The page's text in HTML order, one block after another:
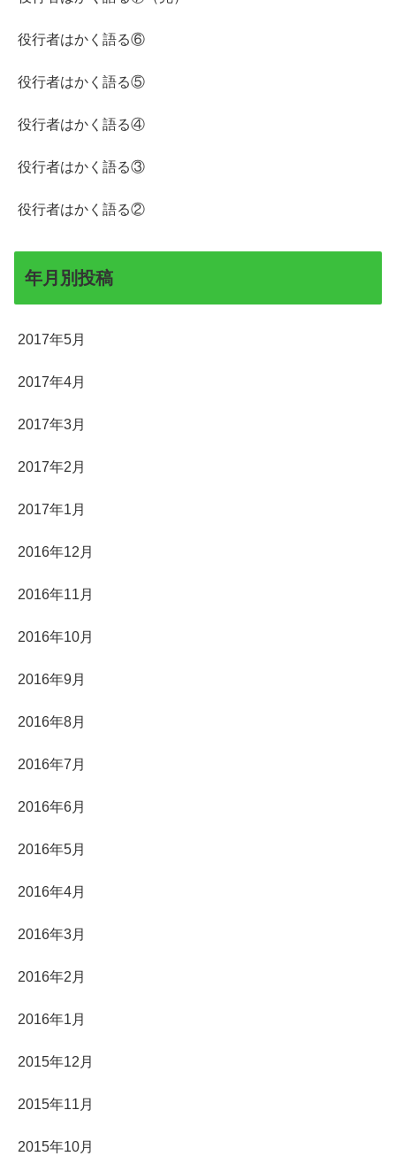
役行者はかく語る⑥
役行者はかく語る⑤
役行者はかく語る④
役行者はかく語る③
役行者はかく語る②
年月別投稿
2017年5月
2017年4月
2017年3月
2017年2月
2017年1月
2016年12月
2016年11月
2016年10月
2016年9月
2016年8月
2016年7月
2016年6月
2016年5月
2016年4月
2016年3月
2016年2月
2016年1月
2015年12月
2015年11月
2015年10月